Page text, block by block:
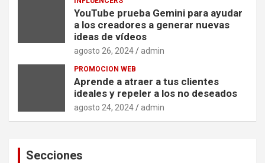
YouTube prueba Gemini para ayudar
a los creadores a generar nuevas
ideas de vídeos
agosto 26, 2024 admin
PROMOCION WEB
Aprende a atraer a tus clientes
ideales y repeler a los no deseados
agosto 24, 2024 admin
Secciones